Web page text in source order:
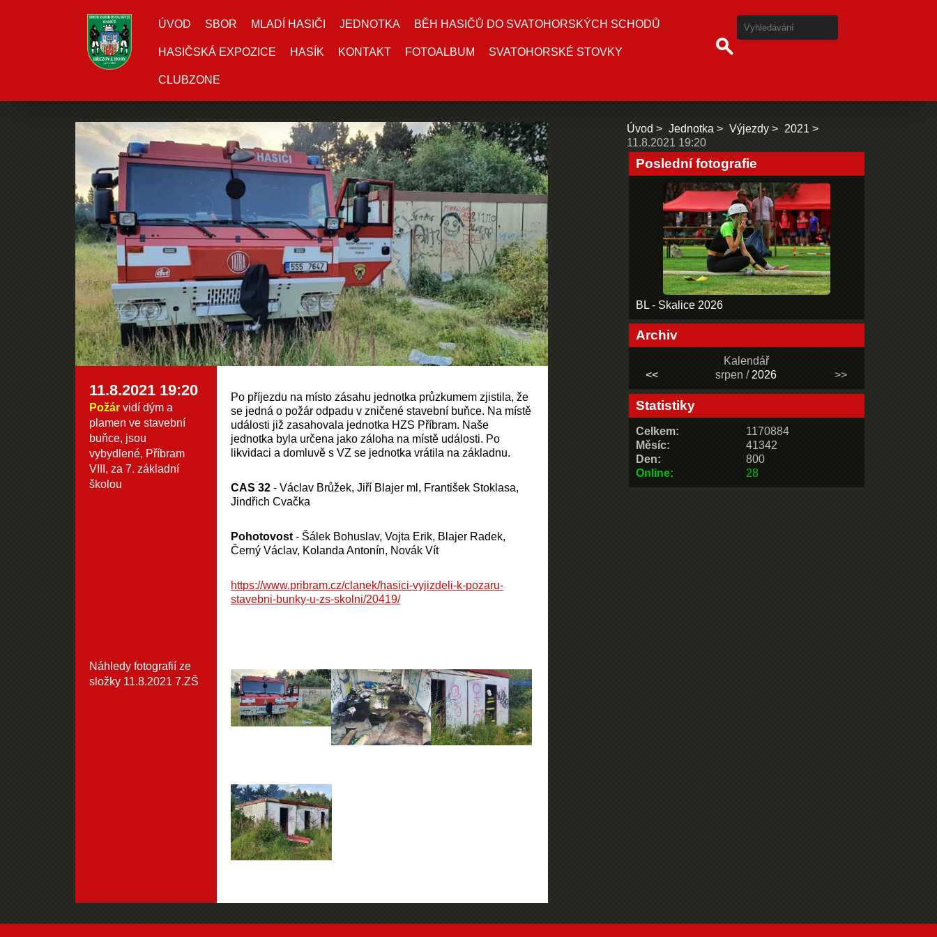
ÚVOD SBOR MLADÍ HASIČI JEDNOTKA BĚH HASIČŮ DO SVATOHORSKÝCH SCHODŮ
HASIČSKÁ EXPOZICE HASÍK KONTAKT FOTOALBUM SVATOHORSKÉ STOVKY
CLUBZONE
11.8.2021 19:20
Požárvidí dým a
plamen ve stavební
buňce, jsou
vybydlené, Příbram
VIII, za 7. základní
školou
Po příjezdu na místo zásahu jednotka průzkumem zjistila, že
se jedná o požár odpadu v zničené stavební buňce. Na místě
události již zasahovala jednotka HZS Příbram. Naše
jednotka byla určena jako záloha na místě události. Po
likvidaci a domluvě s VZ se jednotka vrátila na základnu.
CAS 32 - Václav Brůžek, Jiří Blajer ml, František Stoklasa,
Jindřich Cvačka
Pohotovost - Šálek Bohuslav, Vojta Erik, Blajer Radek,
Černý Václav, Kolanda Antonín, Novák Vít
https://www.pribram.cz/clanek/hasici-vyjizdeli-k-pozaru-
stavebni-bunky-u-zs-skolni/20419/
Náhledy fotografií ze
složky 11.8.2021 7.ZŠ
Úvod Jednotka Výjezdy
2021
11.8.2021 19:20
Poslední fotografie
BL - Skalice 2026
Archiv
Kalendář
<<
srpen / 2026 >>
Statistiky
Online: 28
Celkem:
1170884
Měsíc:
41342
Den:
800